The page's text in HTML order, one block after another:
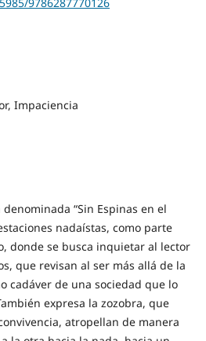
Impaciencia
“Sin Espinas en el
nadaístas, como parte
donde se busca inquietar al lector
que revisan al ser más allá de la
cadáver de una sociedad que lo
expresa la zozobra, que
atropellan de manera